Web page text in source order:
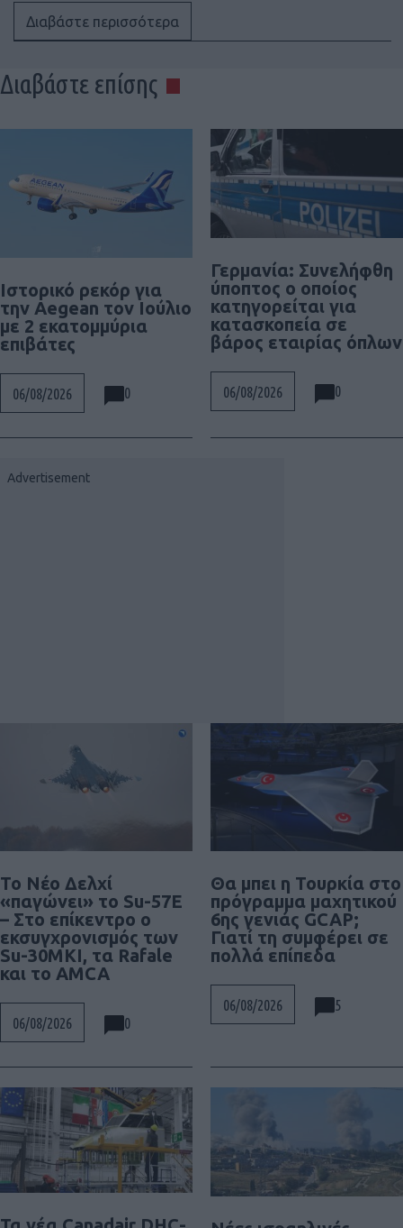
Διαβάστε περισσότερα
Διαβάστε επίσης
Ιστορικό ρεκόρ για
την Aegean τον Ιούλιο
με 2 εκατομμύρια
επιβάτες
06/08/2026 0
Γερμανία: Συνελήφθη
ύποπτος ο οποίος
κατηγορείται για
κατασκοπεία σε
βάρος εταιρίας όπλων
06/08/2026 0
Το Νέο Δελχί
«παγώνει» το Su-57E
– Στο επίκεντρο ο
εκσυγχρονισμός των
Su-30MKI, τα Rafale
και το AMCA
06/08/2026 0
Θα μπει η Τουρκία στο
πρόγραμμα μαχητικού
6ης γενιάς GCAP;
Γιατί τη συμφέρει σε
πολλά επίπεδα
06/08/2026 5